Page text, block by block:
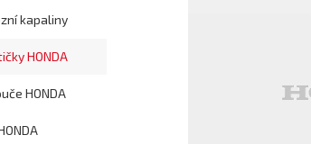
kapaliny
HONDA
HONDA